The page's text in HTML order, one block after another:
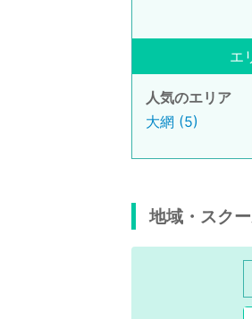
エ
人気のエリア
大網 (5)
地域・スク